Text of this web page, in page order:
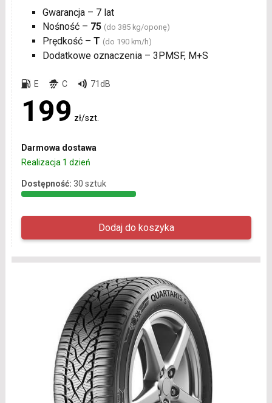
Gwarancja – 7 lat
Nośność – 75 (do 385 kg/oponę)
Prędkość – T (do 190 km/h)
Dodatkowe oznaczenia – 3PMSF, M+S
E C 71dB
199 zł/szt.
Darmowa dostawa
Realizacja 1 dzień
Dostępność: 30 sztuk